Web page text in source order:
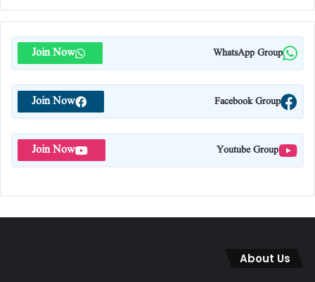
WhatsApp Group
Join Now
Facebook Group
Join Now
Youtube Group
Join Now
About Us